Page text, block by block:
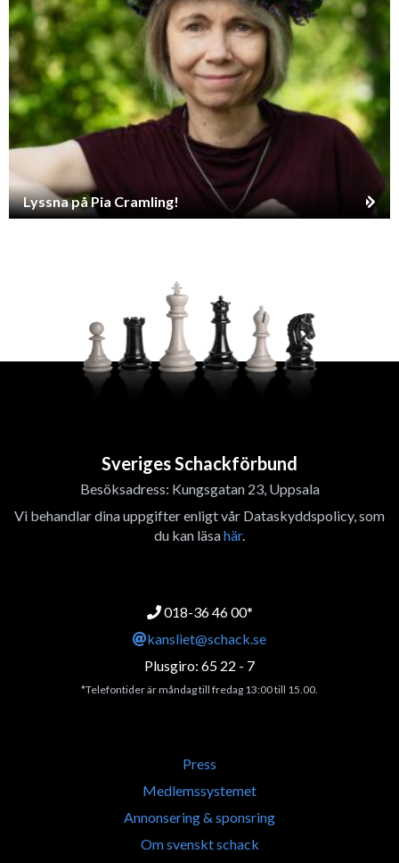
Lyssna på Pia Cramling!
Sveriges Schackförbund
Besöksadress: Kungsgatan 23, Uppsala
Vi behandlar dina uppgifter enligt vår Dataskyddspolicy, som
du kan läsahär.
018-36 46 00*
kansliet@schack.se
Plusgiro: 65 22 - 7
*Telefontider är måndag till fredag 13:00 till 15.00.
Press
Medlemssystemet
Annonsering & sponsring
Om svenskt schack